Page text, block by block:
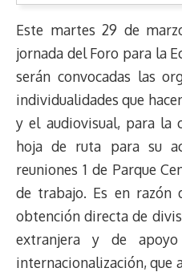
Este martes 29 de
jornada del Foro para la
serán convocadas las
individualidades que
y el audiovisual, para la
hoja de ruta para su
reuniones 1 de Parque
de trabajo. Es en
obtención directa de
extranjera y de
internacionalización, que